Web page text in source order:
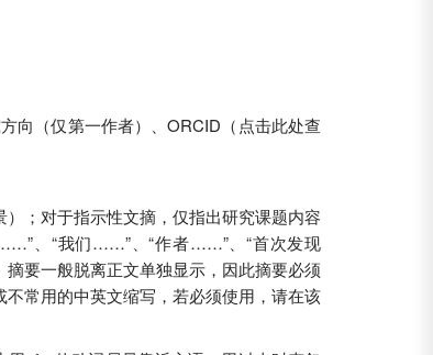
向（仅第一作者）、ORCID（点击此处查
；对于指示性文摘，仅指出研究课题内容
、“我们……”、“作者……”、“首次发现
一般脱离正文单独显示，因此摘要必须
常用的中英文缩写，若必须使用，请在该